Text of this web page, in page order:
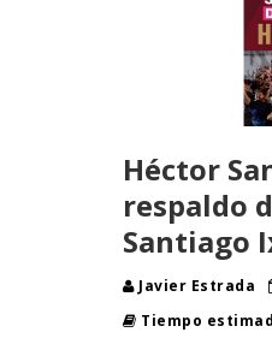
Héctor
respaldo
Santiago
Javier Estrada
Tiempo